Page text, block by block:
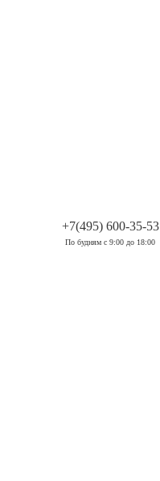
+7(495) 600-35-53
По будням с 9:00 до 18:00